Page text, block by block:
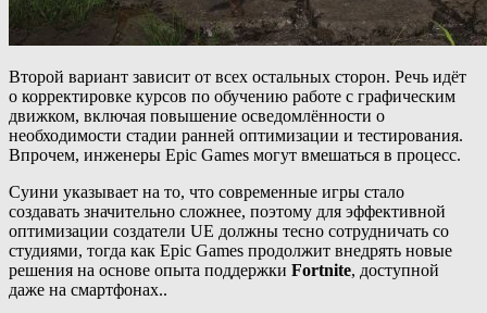
Второй вариант зависит от всех остальных сторон. Речь идёт
о корректировке курсов по обучению работе с графическим
движком, включая повышение осведомлённости о
необходимости стадии ранней оптимизации и тестирования.
Впрочем, инженеры Epic Games могут вмешаться в процесс.
Суини указывает на то, что современные игры стало
создавать значительно сложнее, поэтому для эффективной
оптимизации создатели UE должны тесно сотрудничать со
студиями, тогда как Epic Games продолжит внедрять новые
решения на основе опыта поддержки Fortnite, доступной
даже на смартфонах..